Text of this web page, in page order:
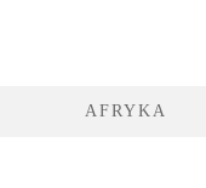
AFRYKA